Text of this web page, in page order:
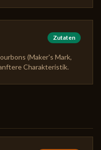
Zutaten
(Maker's Mark,
Charakteristik.